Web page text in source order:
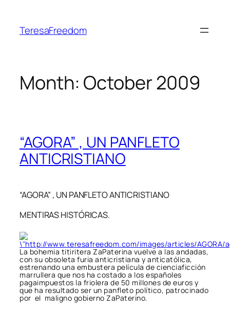
content
TeresaFreedom
Month: October 2009
“AGORA” , UN PANFLETO
ANTICRISTIANO
“AGORA” , UN PANFLETO ANTICRISTIANO
MENTIRAS HISTÓRICAS.
La bohemia titiritera ZaPaterina vuelve a las andadas,
con su obsoleta furia anticristiana y anticatólica,
estrenando una embustera película de cienciaficción
marrullera que nos ha costado a los españoles
pagaimpuestos la friolera de 50 millones de euros y
que ha resultado ser un panfleto político, patrocinado
por el maligno gobierno ZaPaterino.